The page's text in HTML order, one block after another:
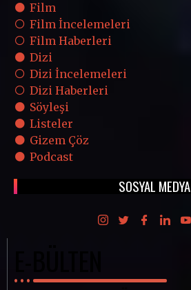
Film
Film İncelemeleri
Film Haberleri
Dizi
Dizi İncelemeleri
Dizi Haberleri
Söyleşi
Listeler
Gizem Çöz
Podcast
SOSYAL MEDYA